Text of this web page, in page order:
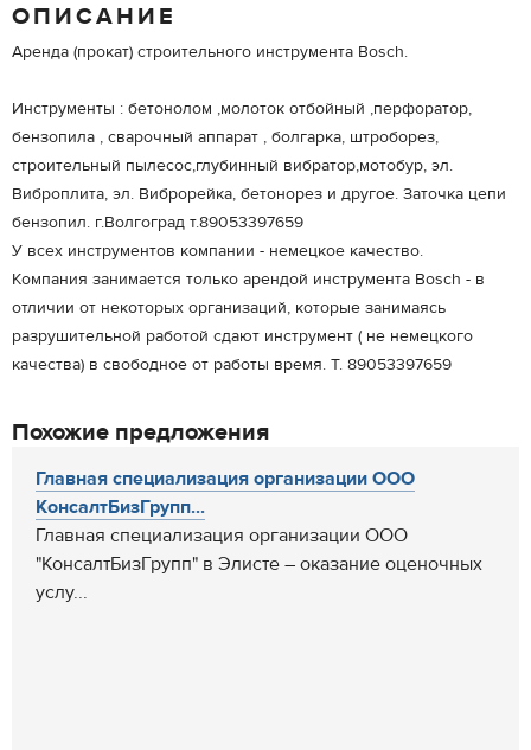
ОПИСАНИЕ
Аренда (прокат) строительного инструмента Bosch.
Инструменты : бетонолом ,молоток отбойный ,перфоратор,
бензопила , сварочный аппарат , болгарка, штроборез,
строительный пылесос,глубинный вибратор,мотобур, эл.
Виброплита, эл. Виброрейка, бетонорез и другое. Заточка цепи
бензопил. г.Волгоград т.89053397659
У всех инструментов компании - немецкое качество.
Компания занимается только арендой инструмента Bosch - в
отличии от некоторых организаций, которые занимаясь
разрушительной работой сдают инструмент ( не немецкого
качества) в свободное от работы время. Т. 89053397659
Похожие предложения
Главная специализация организации ООО
КонсалтБизГрупп...
Главная специализация организации ООО
"КонсалтБизГрупп" в Элисте – оказание оценочных
услу...